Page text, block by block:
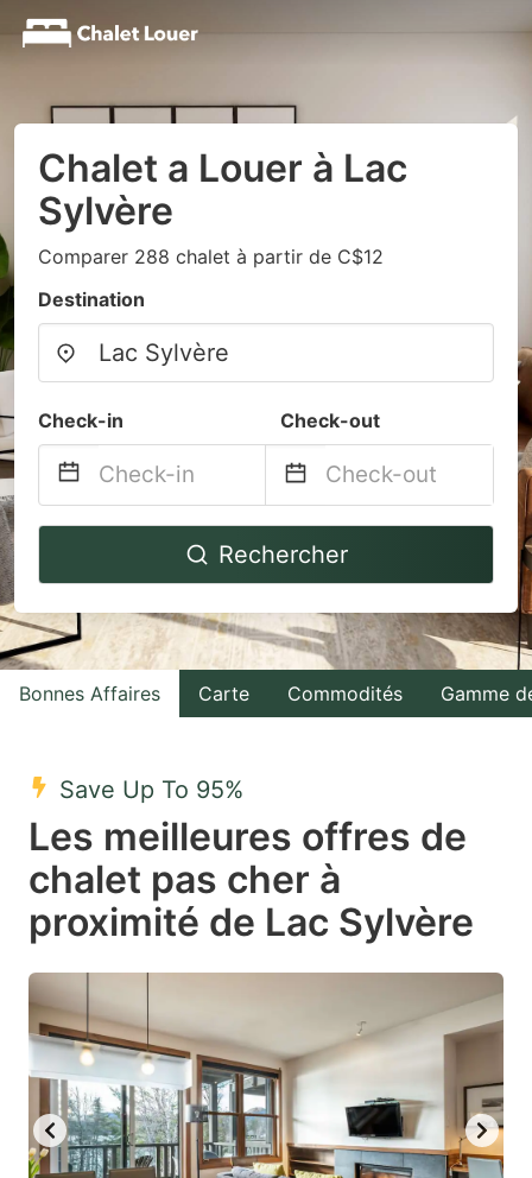
Chalet a Louer à Lac
Sylvère
Comparer 288 chalet à partir de C$12
Destination
Check-in Check-out
Navigate
to
interact
with
the
select
date.
Press
mark
key
to
get
the
Navigate
backward
to
interact
with
the
a
date.
Press
mark
key
to
get
the
Rechercher
Bonnes Affaires Carte Commodités Gamme
Save Up To 95%
Les meilleures offres de
chalet pas cher à
proximité de Lac Sylvère